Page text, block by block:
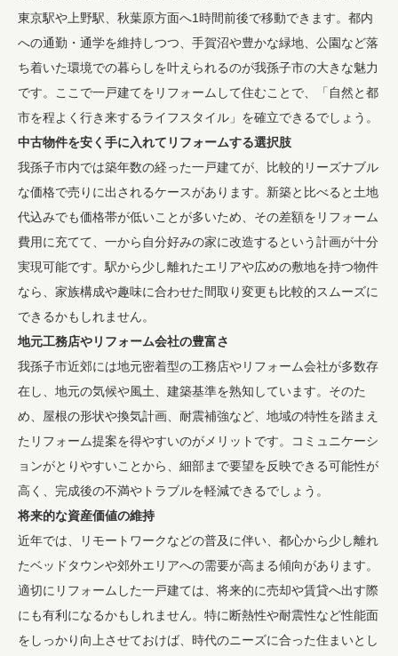
東京駅や上野駅、秋葉原方面へ1時間前後で移動できます。都内
への通勤・通学を維持しつつ、手賀沼や豊かな緑地、公園など落
ち着いた環境での暮らしを叶えられるのが我孫子市の大きな魅力
です。ここで一戸建てをリフォームして住むことで、「自然と都
市を程よく行き来するライフスタイル」を確立できるでしょう。
中古物件を安く手に入れてリフォームする選択肢
我孫子市内では築年数の経った一戸建てが、比較的リーズナブル
な価格で売りに出されるケースがあります。新築と比べると土地
代込みでも価格帯が低いことが多いため、その差額をリフォーム
費用に充てて、一から自分好みの家に改造するという計画が十分
実現可能です。駅から少し離れたエリアや広めの敷地を持つ物件
なら、家族構成や趣味に合わせた間取り変更も比較的スムーズに
できるかもしれません。
地元工務店やリフォーム会社の豊富さ
我孫子市近郊には地元密着型の工務店やリフォーム会社が多数存
在し、地元の気候や風土、建築基準を熟知しています。そのた
め、屋根の形状や換気計画、耐震補強など、地域の特性を踏まえ
たリフォーム提案を得やすいのがメリットです。コミュニケーシ
ョンがとりやすいことから、細部まで要望を反映できる可能性が
高く、完成後の不満やトラブルを軽減できるでしょう。
将来的な資産価値の維持
近年では、リモートワークなどの普及に伴い、都心から少し離れ
たベッドタウンや郊外エリアへの需要が高まる傾向があります。
適切にリフォームした一戸建ては、将来的に売却や賃貸へ出す際
にも有利になるかもしれません。特に断熱性や耐震性など性能面
をしっかり向上させておけば、時代のニーズに合った住まいとし